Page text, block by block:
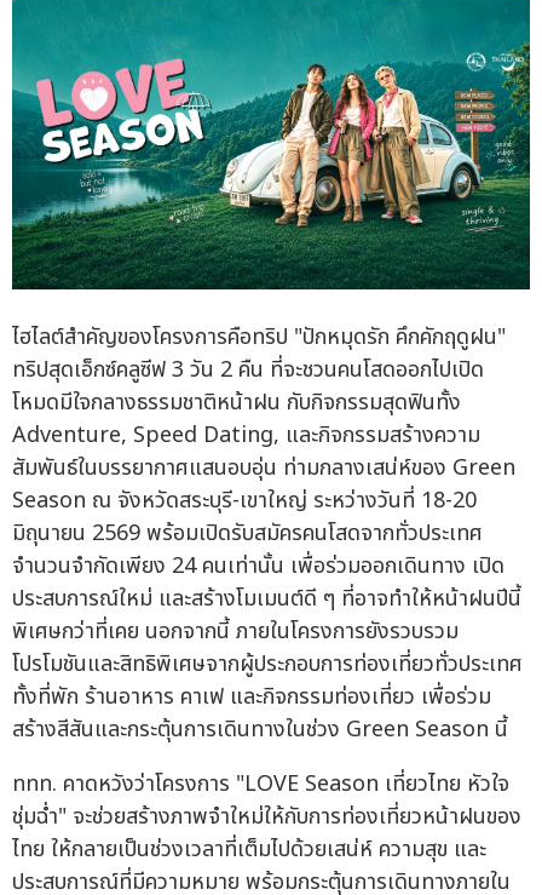
ไฮไลต์สำคัญของโครงการคือทริป "ปักหมุดรัก คึกคักฤดูฝน"
ทริปสุดเอ็กซ์คลูซีฟ 3 วัน 2 คืน ที่จะชวนคนโสดออกไปเปิด
โหมดมีใจกลางธรรมชาติหน้าฝน กับกิจกรรมสุดฟินทั้ง
Adventure, Speed Dating, และกิจกรรมสร้างความ
สัมพันธ์ในบรรยากาศแสนอบอุ่น ท่ามกลางเสน่ห์ของ Green
Season ณ จังหวัดสระบุรี-เขาใหญ่ ระหว่างวันที่ 18-20
มิถุนายน 2569 พร้อมเปิดรับสมัครคนโสดจากทั่วประเทศ
จำนวนจำกัดเพียง 24 คนเท่านั้น เพื่อร่วมออกเดินทาง เปิด
ประสบการณ์ใหม่ และสร้างโมเมนต์ดี ๆ ที่อาจทำให้หน้าฝนปีนี้
พิเศษกว่าที่เคย นอกจากนี้ ภายในโครงการยังรวบรวม
โปรโมชันและสิทธิพิเศษจากผู้ประกอบการท่องเที่ยวทั่วประเทศ
ทั้งที่พัก ร้านอาหาร คาเฟ และกิจกรรมท่องเที่ยว เพื่อร่วม
สร้างสีสันและกระตุ้นการเดินทางในช่วง Green Season นี้
ททท. คาดหวังว่าโครงการ "LOVE Season เที่ยวไทย หัวใจ
ชุ่มฉ่ำ" จะช่วยสร้างภาพจำใหม่ให้กับการท่องเที่ยวหน้าฝนของ
ไทย ให้กลายเป็นช่วงเวลาที่เต็มไปด้วยเสน่ห์ ความสุข และ
ประสบการณ์ที่มีความหมาย พร้อมกระตุ้นการเดินทางภายใน